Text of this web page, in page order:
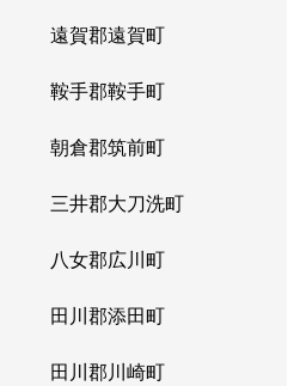
遠賀郡遠賀町
鞍手郡鞍手町
朝倉郡筑前町
三井郡大刀洗町
八女郡広川町
田川郡添田町
田川郡川崎町